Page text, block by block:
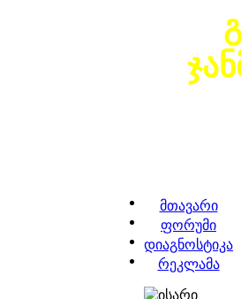
მთავარი
ფორუმი
დიაგნოსტიკა
რეკლამა